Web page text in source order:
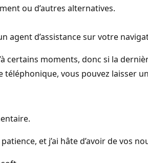
ou d’autres alternatives.
agent d’assistance sur votre
certains moments, donc si la
téléphonique, vous pouvez laisser
et j’ai hâte d’avoir de vos